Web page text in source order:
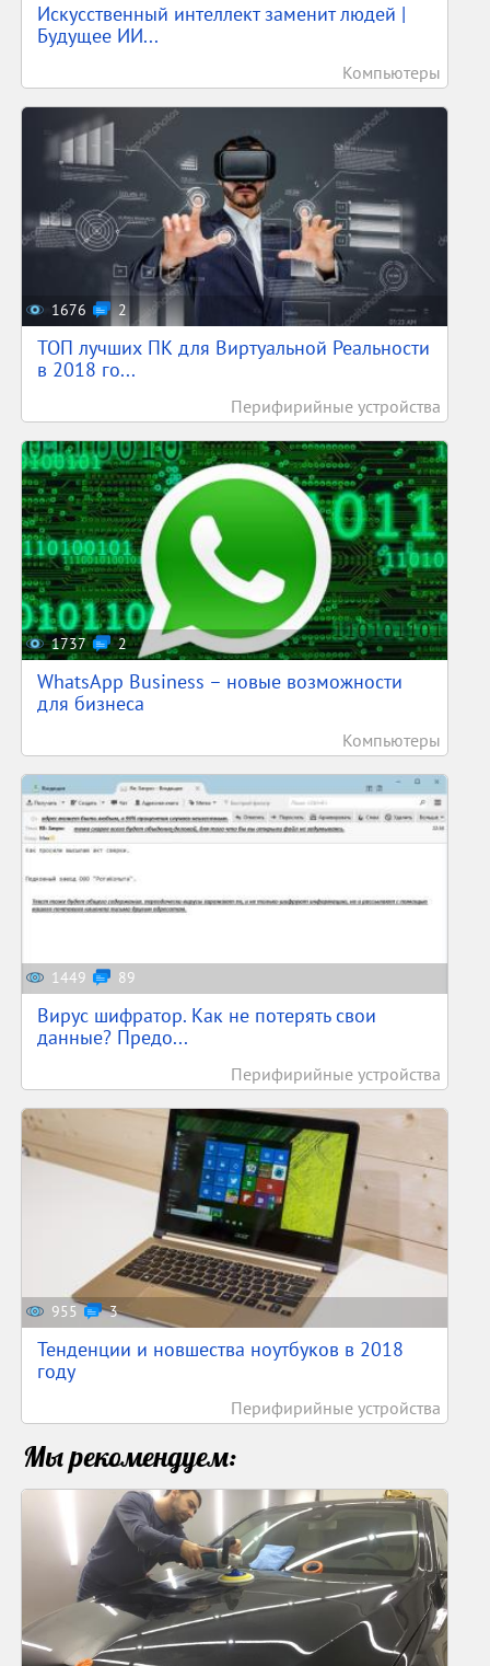
Искусственный интеллект заменит людей |
Будущее ИИ...
Компьютеры
1676 2
ТОП лучших ПК для Виртуальной Реальности
в 2018 го...
Перифирийные устройства
1737 2
WhatsApp Business – новые возможности
для бизнеса
Компьютеры
1449 89
Вирус шифратор. Как не потерять свои
данные? Предо...
Перифирийные устройства
955 3
Тенденции и новшества ноутбуков в 2018
году
Перифирийные устройства
Мы рекомендуем: